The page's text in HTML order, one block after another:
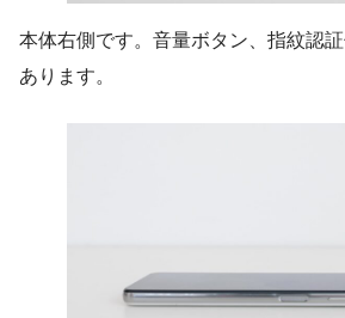
本体右側です。音量ボタン、指紋認
あります。